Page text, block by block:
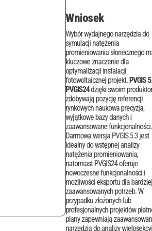
Wniosek
Wybór wydajnego narzędzia do
symulacji natężenia
promieniowania słonecznego
kluczowe znaczenie dla
optymalizacji instalacji
fotowoltaicznej projekt. PVGIS
PVGIS24dzięki swoim
zdobywają pozycję referencji
rynkowych naukowa precyzja,
wyjątkowe bazy danych i
zaawansowane funkcjonalności.
Darmowa wersja PVGIS 5.3 jest
idealny do wstępnej analizy
natężenia promieniowania,
natomiast PVGIS24 oferuje
nowoczesne funkcjonalności i
możliwości eksportu dla bardziej
zaawansowanych potrzeb. W
przypadku złożonych lub
profesjonalnych projektów
plany zapewniają
narzędzia do analizy